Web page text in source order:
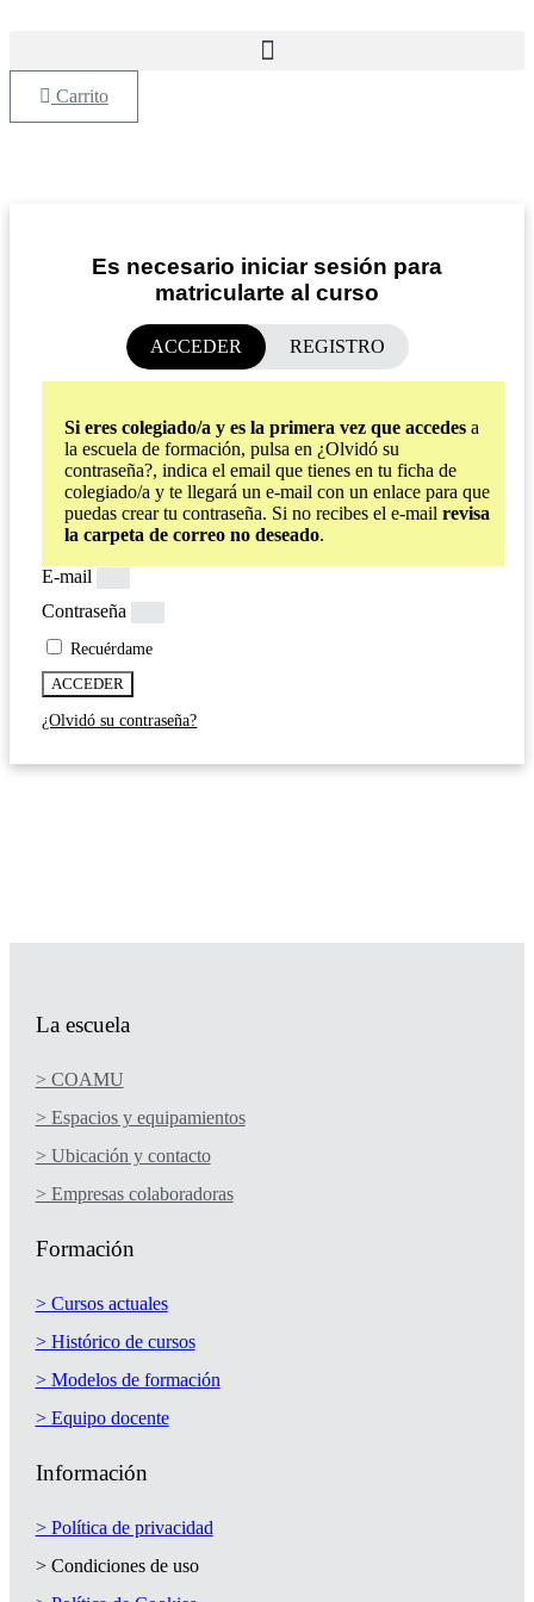
Carrito
Es necesario iniciar sesión para
matricularte al curso
ACCEDER REGISTRO
Si eres colegiado/a y es la primera vez que accedes a
la escuela de formación, pulsa en ¿Olvidó su
contraseña?, indica el email que tienes en tu ficha de
colegiado/a y te llegará un e-mail con un enlace para que
puedas crear tu contraseña. Si no recibes el e-mailrevisa
la carpeta de correo no deseado.
E-mail
Contraseña
Recuérdame
ACCEDER
¿Olvidó su contraseña?
La escuela
> COAMU
> Espacios y equipamientos
> Ubicación y contacto
> Empresas colaboradoras
Formación
> Cursos actuales
> Histórico de cursos
> Modelos de formación
> Equipo docente
Información
> Política de privacidad
> Condiciones de uso